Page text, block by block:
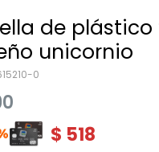
de
unicornio
0
$ 518